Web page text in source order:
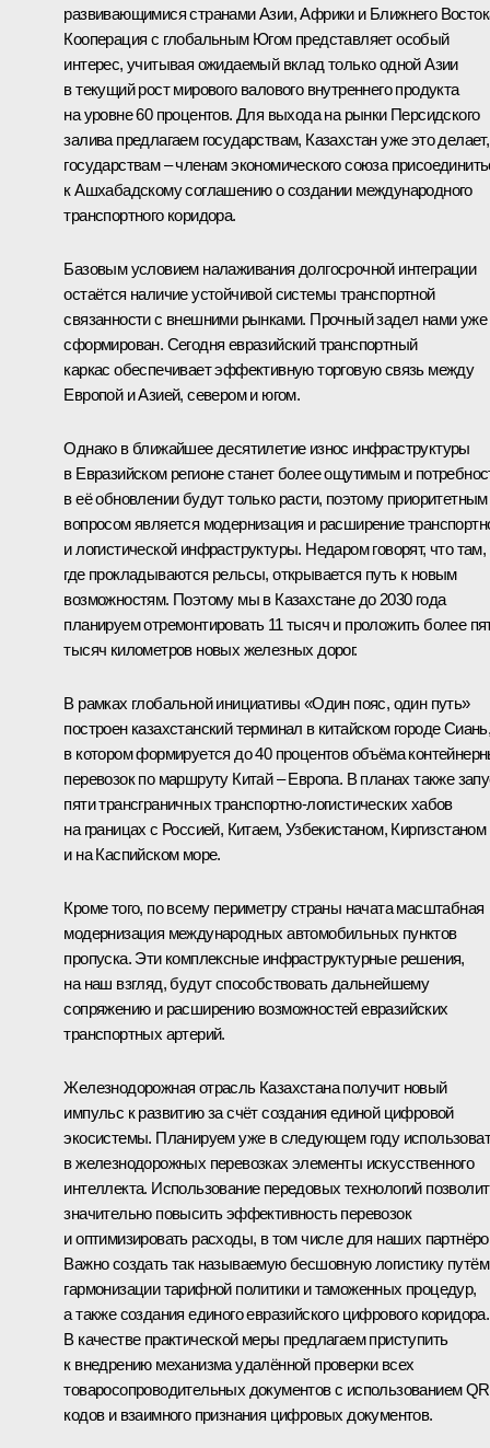
развивающимися странами Азии, Африки и Ближнего
Кооперация с глобальным Югом представляет особый
интерес, учитывая ожидаемый вклад только одной Азии
в текущий рост мирового валового внутреннего продукта
на уровне 60 процентов. Для выхода на рынки Персидского
залива предлагаем государствам, Казахстан уже это делает,
государствам – членам экономического союза
к Ашхабадскому соглашению о создании международного
транспортного коридора.
Базовым условием налаживания долгосрочной интеграции
остаётся наличие устойчивой системы транспортной
связанности с внешними рынками. Прочный задел нами уже
сформирован. Сегодня евразийский транспортный
каркас обеспечивает эффективную торговую связь между
Европой и Азией, севером и югом.
Однако в ближайшее десятилетие износ инфраструктуры
в Евразийском регионе станет более ощутимым и
в её обновлении будут только расти, поэтому приоритетным
вопросом является модернизация и расширение
и логистической инфраструктуры. Недаром говорят, что там,
где прокладываются рельсы, открывается путь к новым
возможностям. Поэтому мы в Казахстане до 2030 года
планируем отремонтировать 11 тысяч и проложить более
тысяч километров новых железных дорог.
В рамках глобальной инициативы «Один пояс, один путь»
построен казахстанский терминал в китайском городе
в котором формируется до 40 процентов объёма
перевозок по маршруту Китай – Европа. В планах также
пяти трансграничных транспортно-логистических хабов
на границах с Россией, Китаем, Узбекистаном, Киргизстаном
и на Каспийском море.
Кроме того, по всему периметру страны начата масштабная
модернизация международных автомобильных пунктов
пропуска. Эти комплексные инфраструктурные решения,
на наш взгляд, будут способствовать дальнейшему
сопряжению и расширению возможностей евразийских
транспортных артерий.
Железнодорожная отрасль Казахстана получит новый
импульс к развитию за счёт создания единой цифровой
экосистемы. Планируем уже в следующем году
в железнодорожных перевозках элементы искусственного
интеллекта. Использование передовых технологий позволит
значительно повысить эффективность перевозок
и оптимизировать расходы, в том числе для наших
Важно создать так называемую бесшовную логистику путём
гармонизации тарифной политики и таможенных процедур,
а также создания единого евразийского цифрового коридора.
В качестве практической меры предлагаем приступить
к внедрению механизма удалённой проверки всех
товаросопроводительных документов с использованием
кодов и взаимного признания цифровых документов.